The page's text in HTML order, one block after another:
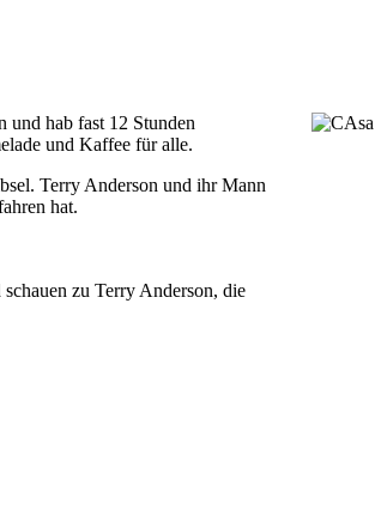
und hab fast 12 Stunden
und Kaffee für alle.
Terry Anderson und ihr Mann
hat.
zu Terry Anderson, die